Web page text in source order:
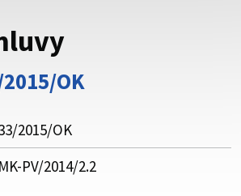
sa uistite, že zdieľate informácie iba
stránku. Zabezpečená stránka
názvom domény webového sídla.
OK
2015/OK
MK-PV/2014/2.2